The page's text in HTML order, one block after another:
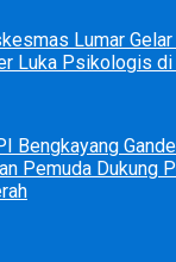
Lumar
Luka Psikologis di
Bengkayang
Pemuda Dukung